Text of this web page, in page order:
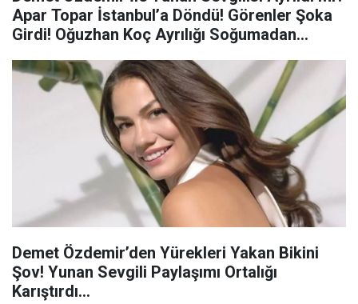
Apar Topar İstanbul’a Döndü! Görenler Şoka
Girdi! Oğuzhan Koç Ayrılığı Soğumadan…
Demet Özdemir’den Yürekleri Yakan Bikini
Şov! Yunan Sevgili Paylaşımı Ortalığı
Karıştırdı…